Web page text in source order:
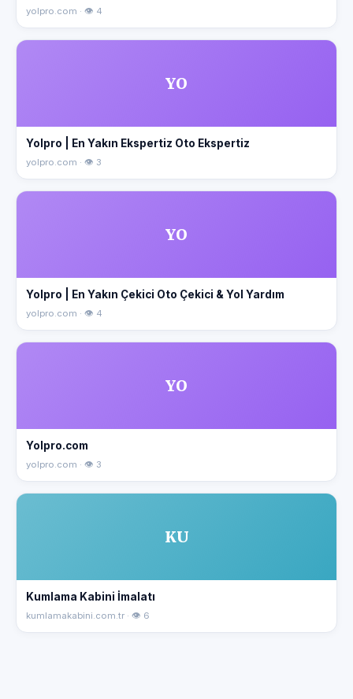
yolpro.com · 👁 4
YO
Yolpro | En Yakın Ekspertiz Oto Ekspertiz
yolpro.com · 👁 3
YO
Yolpro | En Yakın Çekici Oto Çekici & Yol Yardım
yolpro.com · 👁 4
YO
Yolpro.com
yolpro.com · 👁 3
KU
Kumlama Kabini İmalatı
kumlamakabini.com.tr · 👁 6